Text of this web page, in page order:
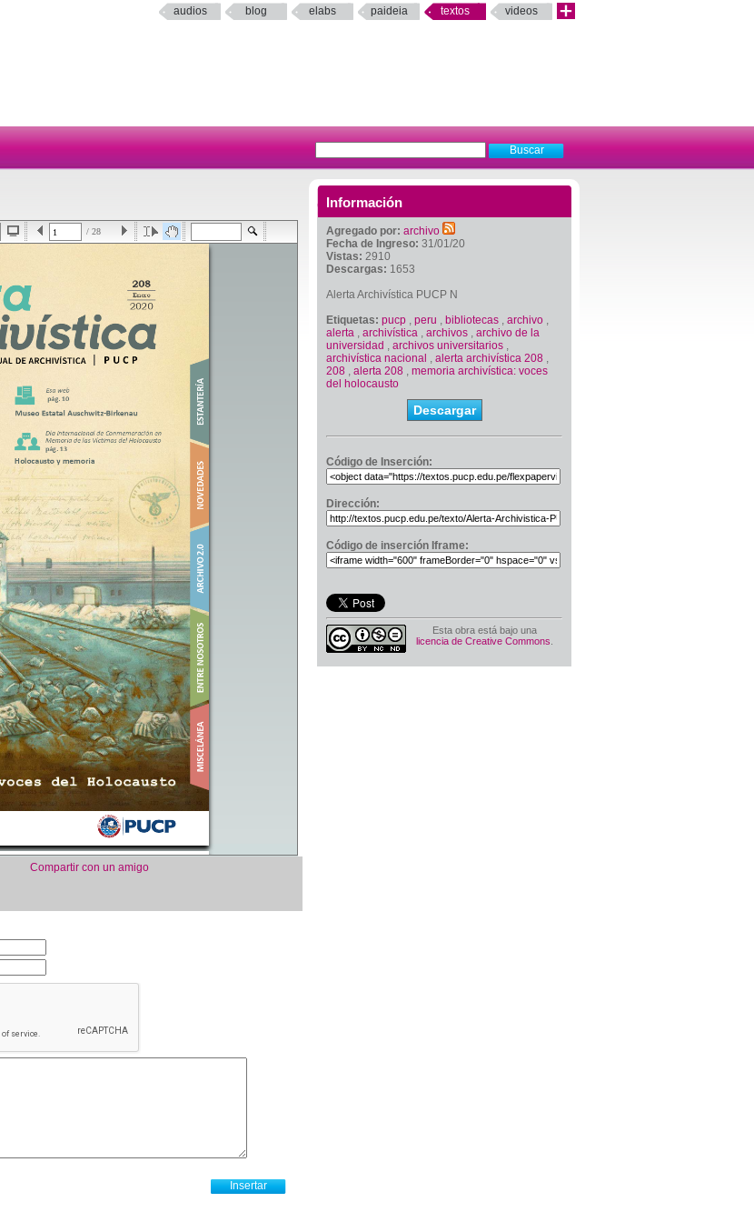
audios blog elabs paideia textos videos
Información
Agregado por: archivo
Fecha de Ingreso: 31/01/20
Vistas: 2910
Descargas: 1653
Alerta Archivística PUCP N
Etiquetas: pucp , peru , bibliotecas , archivo ,
alerta , archivística , archivos , archivo de la
universidad , archivos universitarios ,
archivística nacional , alerta archivística 208 ,
208 , alerta 208 , memoria archivística: voces
del holocausto
Descargar
Código de Inserción:
Dirección:
Código de inserción Iframe:
Esta obra está bajo una
licencia de Creative Commons
/ 28
Compartir con un amigo